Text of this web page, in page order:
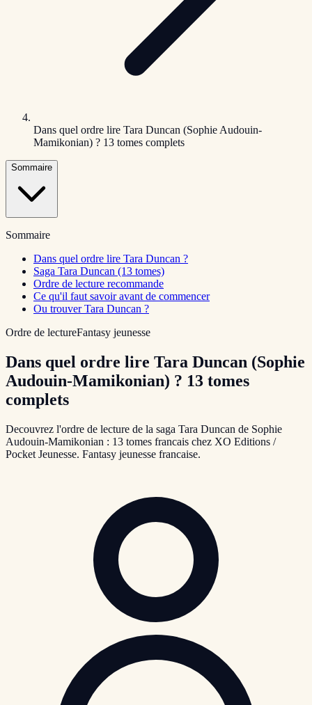
Dans quel ordre lire Tara Duncan (Sophie Audouin-
Mamikonian) ? 13 tomes complets
Sommaire
Sommaire
Dans quel ordre lire Tara Duncan ?
Saga Tara Duncan (13 tomes)
Ordre de lecture recommande
Ce qu'il faut savoir avant de commencer
Ou trouver Tara Duncan ?
Ordre de lectureFantasy jeunesse
Dans quel ordre lire Tara Duncan (Sophie
Audouin-Mamikonian) ? 13 tomes
complets
Decouvrez l'ordre de lecture de la saga Tara Duncan de Sophie
Audouin-Mamikonian : 13 tomes francais chez XO Editions /
Pocket Jeunesse. Fantasy jeunesse francaise.